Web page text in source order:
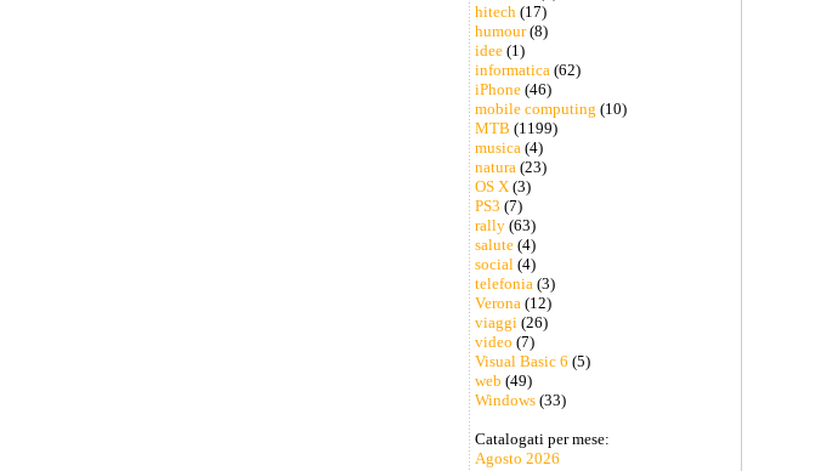
hitech(17)
humour(8)
idee(1)
informatica(62)
iPhone(46)
mobile computing (10)
MTB (1199)
musica(4)
natura(23)
OS X(3)
PS3 (7)
rally(63)
salute(4)
social(4)
telefonia(3)
Verona(12)
viaggi(26)
video (7)
Visual Basic 6 (5)
web (49)
Windows(33)
Catalogati per mese:
Agosto 2026